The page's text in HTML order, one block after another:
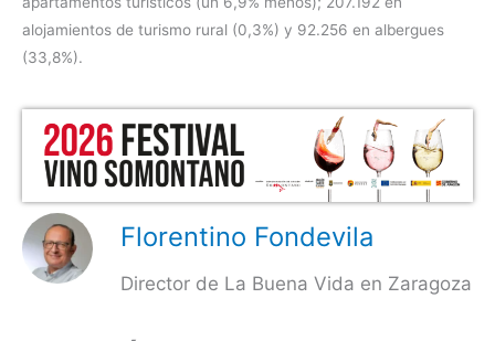
alojamientos de turismo rural (0,3%) y 92.256 en albergues
(33,8%).
Florentino Fondevila
Director de La Buena Vida en Zaragoza